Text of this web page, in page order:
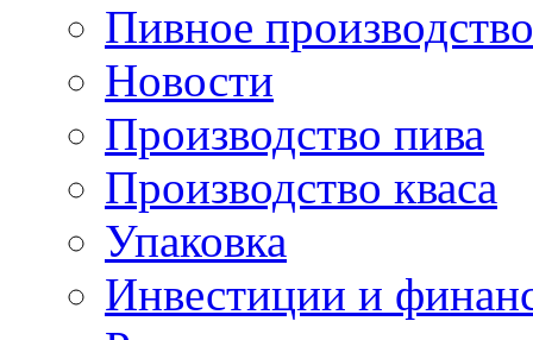
Пивное производство
Новости
Производство пива
Производство кваса
Упаковка
Инвестиции и